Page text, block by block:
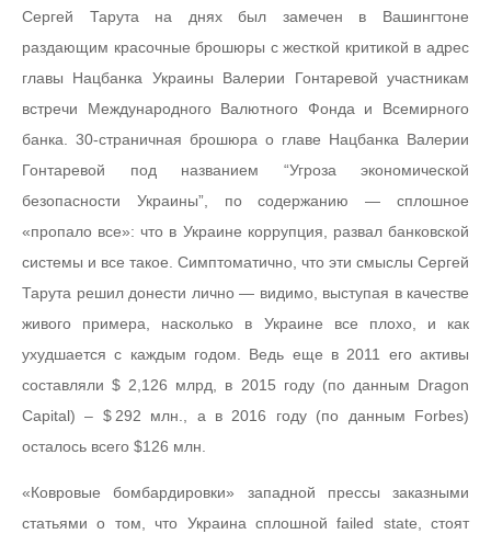
Сергей Тарута на днях был замечен в Вашингтоне
раздающим красочные брошюры с жесткой критикой в адрес
главы Нацбанка Украины Валерии Гонтаревой участникам
встречи Международного Валютного Фонда и Всемирного
банка. 30-страничная брошюра о главе Нацбанка Валерии
Гонтаревой под названием “Угроза экономической
безопасности Украины”, по содержанию — сплошное
«пропало все»: что в Украине коррупция, развал банковской
системы и все такое. Симптоматично, что эти смыслы Сергей
Тарута решил донести лично — видимо, выступая в качестве
живого примера, насколько в Украине все плохо, и как
ухудшается с каждым годом. Ведь еще в 2011 его активы
составляли $ 2,126 млрд, в 2015 году (по данным Dragon
Capital) – $ 292 млн., а в 2016 году (по данным Forbes)
осталось всего $126 млн.
«Ковровые бомбардировки» западной прессы заказными
статьями о том, что Украина сплошной failed state, стоят